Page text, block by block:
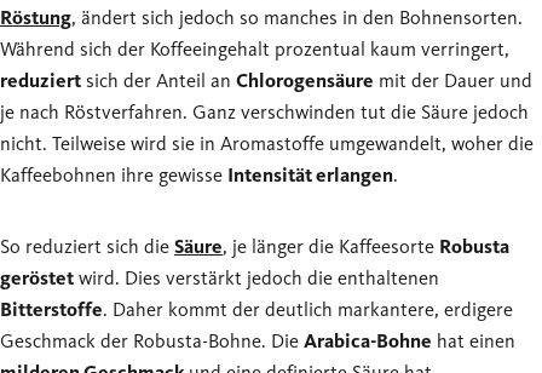
Röstung, ändert sich jedoch so manches in den Bohnensorten.
Während sich der Koffeeingehalt prozentual kaum verringert,
reduziert sich der Anteil an Chlorogensäure mit der Dauer und
je nach Röstverfahren. Ganz verschwinden tut die Säure jedoch
nicht. Teilweise wird sie in Aromastoffe umgewandelt, woher die
Kaffeebohnen ihre gewisse Intensität erlangen.
So reduziert sich die Säure, je länger die Kaffeesorte Robusta
geröstet wird. Dies verstärkt jedoch die enthaltenen
Bitterstoffe. Daher kommt der deutlich markantere, erdigere
Geschmack der Robusta-Bohne. Die Arabica-Bohne hat einen